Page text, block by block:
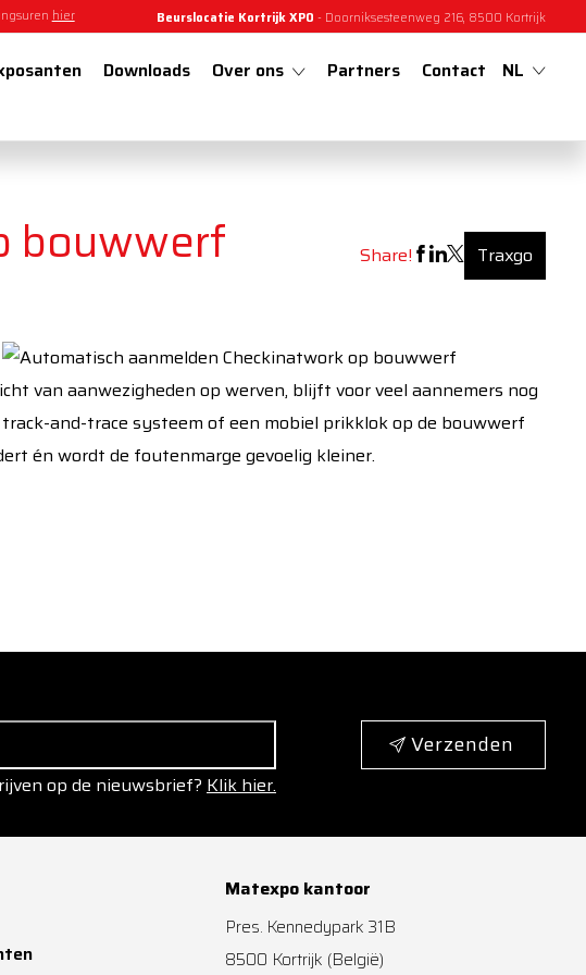
hier Beurslocatie Kortrijk XPO - Doorniksesteenweg 216, 8500 Kortrijk
Downloads Over ons Partners Contact NL
bouwwerf Share!
Traxgo
van aanwezigheden op werven, blijft voor veel aannemers nog
and-trace systeem of een mobiel prikklok op de bouwwerf
én wordt de foutenmarge gevoelig kleiner.
Verzenden
op de nieuwsbrief? Klik hier.
Matexpo kantoor
Pres. Kennedypark 31B
8500 Kortrijk (België)